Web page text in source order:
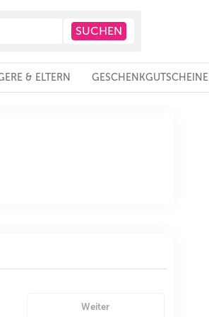
& ELTERN GESCHENKGUTSCHEINE
Weiter